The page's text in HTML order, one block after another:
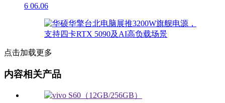
6 06.06
点击加载更多
内容相关产品